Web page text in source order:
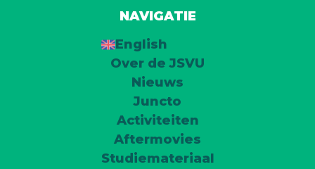
NAVIGATIE
English
Over de JSVU
Nieuws
Juncto
Activiteiten
Aftermovies
Studiemateriaal